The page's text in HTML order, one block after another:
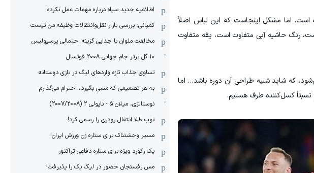
گرامی می‌دارد» که در ظاهر خوب است. اما مشکل اینجاست که این لباس اصلاً
پوشید ندارد. رنگ قرمز متفاوت است، رنگ حاشیه آبی متفاوت است، یقه متفاوت
که شاید شبیه طراحی آن دوره باشد… اما
نسبتاً کسل‌کننده طرف هستیم.
اطلاعیه جدید سپاه درباره مهمات عمل نکرده
کمپانی: بررسی بازار نقل‌وانتقالات وظیفه من نیست
مخالفت ملوان با جدایی گزینه احتمالی پرسپولیس
10 گل برتر جام جهانی 2008 فوتسال
تساوی جذاب تازه واردهای لیگ در بازی دوستانه
به هر تصمیمی که مسی بگیرد، احترام می‌گذارم
نوستالژی، میلان 5 - ناپولی 2 (2007/2008)
توپ طلا انتقال رودری را رسمی کرد!
مسیر وحشتناک برای ستاره زن ورزش ایران!
یک رکورد ویژه برای ستاره دفاعی تراکتور
مس رفسنجان حضور در لیگ یک را پذیرفت!